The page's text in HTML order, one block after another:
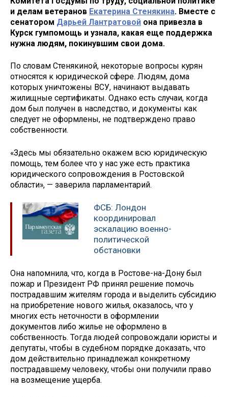
и делам ветеранов Екатерина Стенякина. Вместе с
сенатором Дарьей Лантратовой она привезла в
Курск гумпомощь и узнала, какая еще поддержка
нужна людям, покинувшим свои дома.
По словам Стенякиной, некоторые вопросы курян
относятся к юридической сфере. Людям, дома
которых уничтожены ВСУ, начинают выдавать
жилищные сертификаты. Однако есть случаи, когда
дом был получен в наследство, и документы как
следует не оформлены, не подтверждено право
собственности.
«Здесь мы обязательно окажем всю юридическую
помощь, тем более что у нас уже есть практика
юридического сопровождения в Ростовской
области», — заверила парламентарий.
ФСБ: Лондон
координировал
эскалацию военно-
политической
обстановки
Она напомнила, что, когда в Ростове-на-Дону был
пожар и Президент РФ принял решение помочь
пострадавшим жителям города и выделить субсидию
на приобретение нового жилья, оказалось, что у
многих есть неточности в оформлении
документов либо жилье не оформлено в
собственность. Тогда людей сопровождали юристы и
депутаты, чтобы в судебном порядке доказать, что
дом действительно принадлежал конкретному
пострадавшему человеку, чтобы они получили право
на возмещение ущерба.